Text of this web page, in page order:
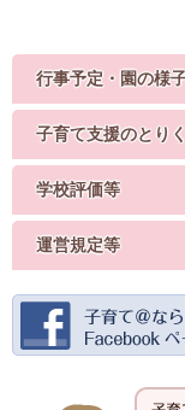
行事予定・園の様
子育て支援のとり
学校評価等
運営規定等